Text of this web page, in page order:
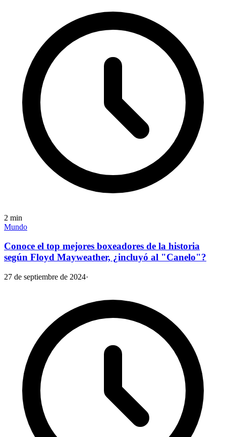
2 min
Mundo
Conoce el top mejores boxeadores de la historia
según Floyd Mayweather, ¿incluyó al "Canelo"?
27 de septiembre de 2024·